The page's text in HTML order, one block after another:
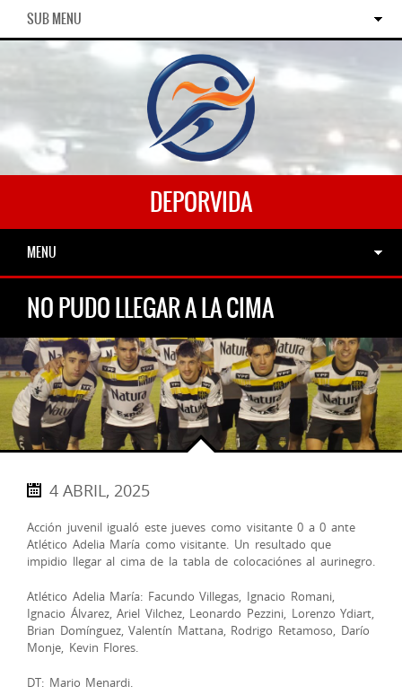
SUB MENU
DEPORVIDA
MENU
NO PUDO LLEGAR A LA CIMA
4 ABRIL, 2025
Acción juvenil igualó este jueves como visitante 0 a 0 ante
Atlético Adelia María como visitante. Un resultado que
impidio llegar al cima de la tabla de colocaciónes al aurinegro.
Atlético Adelia María: Facundo Villegas, Ignacio Romani,
Ignacio Álvarez, Ariel Vilchez, Leonardo Pezzini, Lorenzo Ydiart,
Brian Domínguez, Valentín Mattana, Rodrigo Retamoso, Darío
Monje, Kevin Flores.
DT: Mario Menardi.